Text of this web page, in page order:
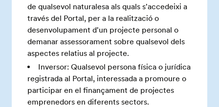
de qualsevol naturalesa als quals s'accedeixi a
través del Portal, per a la realització o
desenvolupament d'un projecte personal o
demanar assessorament sobre qualsevol dels
aspectes relatius al projecte.
Inversor: Qualsevol persona física o jurídica
registrada al Portal, interessada a promoure o
participar en el finançament de projectes
emprenedors en diferents sectors.